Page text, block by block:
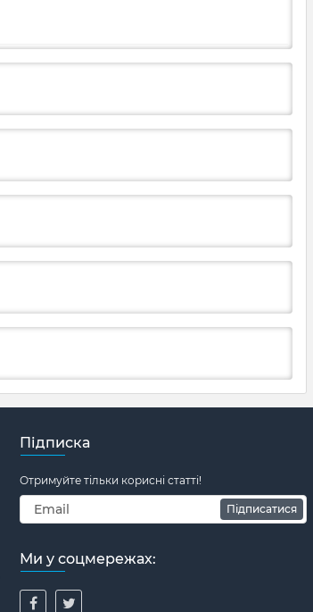
Підписка
Отримуйте тільки корисні статті!
Підписатися
Ми у соцмережах: